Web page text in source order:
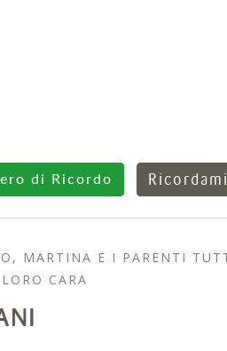
di Ricordo
MARTINA E I PARENTI
CARA